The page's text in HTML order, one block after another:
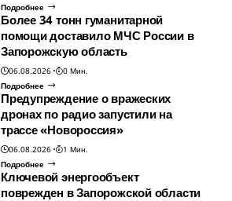
Подробнее
Более 34 тонн гуманитарной
помощи доставило МЧС России в
Запорожскую область
06.08.2026
0 Мин.
Подробнее
Предупреждение о вражеских
дронах по радио запустили на
трассе «Новороссия»
06.08.2026
1 Мин.
Подробнее
Ключевой энергообъект
поврежден в Запорожской области